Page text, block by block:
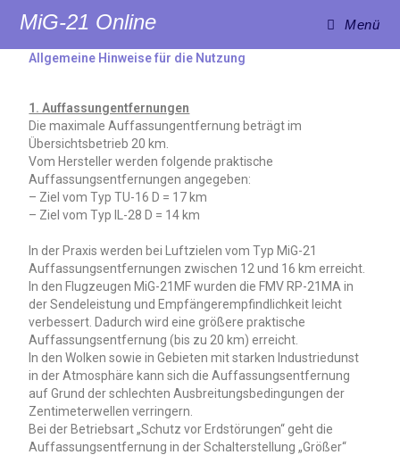
MiG-21 Online Menü
Allgemeine Hinweise für die Nutzung
1. Auffassungentfernungen
Die maximale Auffassungentfernung beträgt im
Übersichtsbetrieb 20 km.
Vom Hersteller werden folgende praktische
Auffassungsentfernungen angegeben:
– Ziel vom Typ TU-16 D = 17 km
– Ziel vom Typ IL-28 D = 14 km
In der Praxis werden bei Luftzielen vom Typ MiG-21
Auffassungsentfernungen zwischen 12 und 16 km erreicht.
In den Flugzeugen MiG-21MF wurden die FMV RP-21MA in
der Sendeleistung und Empfängerempfindlichkeit leicht
verbessert. Dadurch wird eine größere praktische
Auffassungsentfernung (bis zu 20 km) erreicht.
In den Wolken sowie in Gebieten mit starken Industriedunst
in der Atmosphäre kann sich die Auffassungsentfernung
auf Grund der schlechten Ausbreitungsbedingungen der
Zentimeterwellen verringern.
Bei der Betriebsart „Schutz vor Erdstörungen“ geht die
Auffassungsentfernung in der Schalterstellung „Größer“